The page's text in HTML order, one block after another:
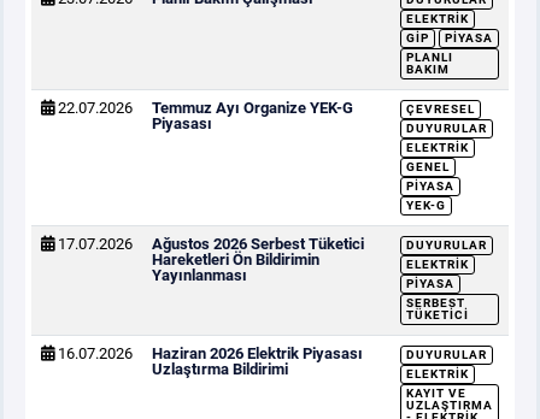
ELEKTRIK
GİP
PIYASA
PLANLI
BAKIM
22.07.2026
Temmuz Ayı Organize YEK-G
Piyasası
ÇEVRESEL
DUYURULAR
ELEKTRIK
GENEL
PIYASA
YEK-G
17.07.2026
Ağustos 2026 Serbest Tüketici
Hareketleri Ön Bildirimin
Yayınlanması
DUYURULAR
ELEKTRIK
PIYASA
SERBEST
TÜKETICI
16.07.2026
Haziran 2026 Elektrik Piyasası
Uzlaştırma Bildirimi
DUYURULAR
ELEKTRIK
KAYIT VE
UZLAŞTIRMA